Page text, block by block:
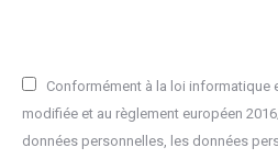
Conformément à la loi informatique
modifiée et au règlement européen
données personnelles, les données